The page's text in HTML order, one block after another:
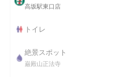
高坂駅東口店
トイレ
絶景スポット
巌殿山正法寺